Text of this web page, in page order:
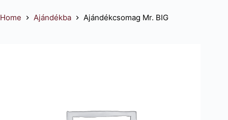
o
Home Ajándékba Ajándékcsomag Mr. BIG